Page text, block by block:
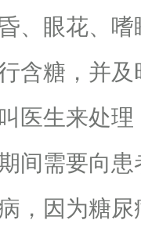
、眼花、
含糖，并
叫医生来处
间需要向
，因为糖